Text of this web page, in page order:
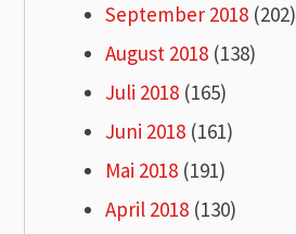
September 2018 (202)
August 2018 (138)
Juli 2018 (165)
Juni 2018 (161)
Mai 2018 (191)
April 2018 (130)